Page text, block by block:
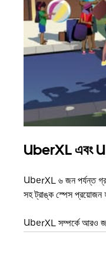
UberXL এবং
UberXL ৬ জন পর্যন্ত
সহ ট্রাঙ্ক স্পেস
UberXL সম্পর্কে আরও